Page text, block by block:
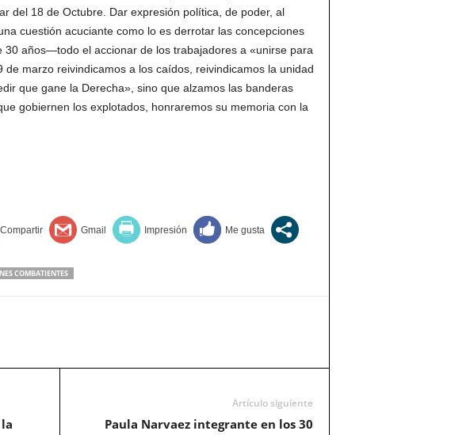
del 18 de Octubre. Dar expresión política, de poder, al
cuestión acuciante como lo es derrotar las concepciones
años—todo el accionar de los trabajadores a «unirse para
marzo reivindicamos a los caídos, reivindicamos la unidad
que gane la Derecha», sino que alzamos las banderas
gobiernen los explotados, honraremos su memoria con la
COMBATIENTES
Artículo siguiente
Paula Narvaez integrante en los 30